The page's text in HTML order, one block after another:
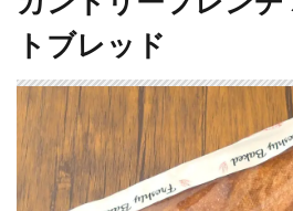
トブレッド